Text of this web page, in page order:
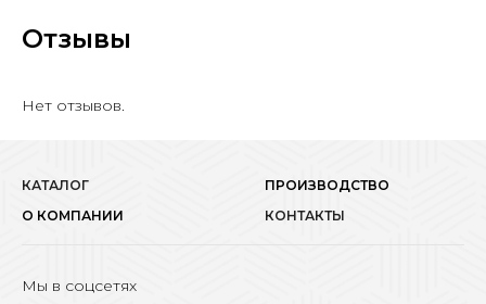
Отзывы
Нет отзывов.
КАТАЛОГ
ПРОИЗВОДСТВО
О КОМПАНИИ
КОНТАКТЫ
Мы в соцсетях